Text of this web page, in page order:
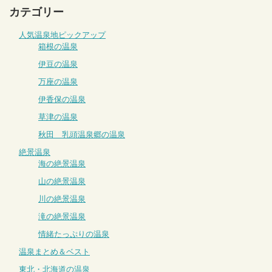
カテゴリー
人気温泉地ピックアップ
箱根の温泉
伊豆の温泉
万座の温泉
伊香保の温泉
草津の温泉
秋田 乳頭温泉郷の温泉
絶景温泉
海の絶景温泉
山の絶景温泉
川の絶景温泉
滝の絶景温泉
情緒たっぷりの温泉
温泉まとめ＆ベスト
東北・北海道の温泉